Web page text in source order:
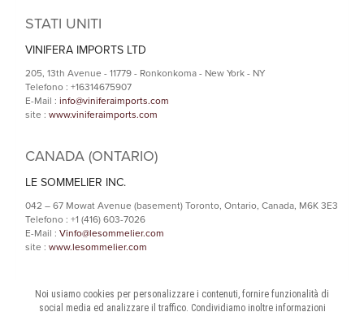
STATI UNITI
VINIFERA IMPORTS LTD
205, 13th Avenue - 11779 - Ronkonkoma - New York - NY
Telefono : +16314675907
E-Mail : info@viniferaimports.com
site : www.viniferaimports.com
CANADA (ONTARIO)
LE SOMMELIER INC.
042 – 67 Mowat Avenue (basement) Toronto, Ontario, Canada, M6K 3E3
Telefono : +1 (416) 603-7026
E-Mail : Vinfo@lesommelier.com
site : www.lesommelier.com
CANADA (BRITISH COLUMBIA, ALBERTA,
Noi usiamo cookies per personalizzare i contenuti, fornire funzionalità di
social media ed analizzare il traffico. Condividiamo inoltre informazioni